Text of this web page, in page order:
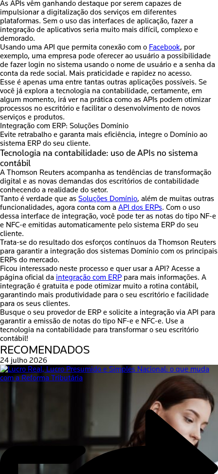
As APIs vêm ganhando destaque por serem capazes de
impulsionar a digitalização dos serviços em diferentes
plataformas. Sem o uso das interfaces de aplicação, fazer a
integração de aplicativos seria muito mais difícil, complexo e
demorado.
Usando uma API que permita conexão com o Facebook, por
exemplo, uma empresa pode oferecer ao usuário a possibilidade
de fazer login no sistema usando o nome de usuário e a senha da
conta da rede social. Mais praticidade e rapidez no acesso.
Esse é apenas uma entre tantas outras aplicações possíveis. Se
você já explora a tecnologia na contabilidade, certamente, em
algum momento, irá ver na prática como as APIs podem otimizar
processos no escritório e facilitar o desenvolvimento de novos
serviços e produtos.
Integração com ERP: Soluções Domínio
Evite retrabalho e garanta mais eficiência, integre o Domínio ao
sistema ERP do seu cliente.
Tecnologia na contabilidade: uso de APIs no sistema
contábil
A Thomson Reuters acompanha as tendências de transformação
digital e as novas demandas dos escritórios de contabilidade
conhecendo a realidade do setor.
Tanto é verdade que as Soluções Domínio, além de muitas outras
funcionalidades, agora conta com a API dos ERPs. Com o uso
dessa interface de integração, você pode ter as notas do tipo NF-e
e NFC-e emitidas automaticamente pelo sistema ERP do seu
cliente.
Trata-se do resultado dos esforços contínuos da Thomson Reuters
para garantir a integração dos sistemas Domínio com os principais
ERPs do mercado.
Ficou interessado neste processo e quer usar a API? Acesse a
página oficial da integração com ERP para mais informações. A
integração é gratuita e pode otimizar muito a rotina contábil,
garantindo mais produtividade para o seu escritório e facilidade
para os seus clientes.
Busque o seu provedor de ERP e solicite a integração via API para
garantir a emissão de notas do tipo NF-e e NFC-e. Use a
tecnologia na contabilidade para transformar o seu escritório
contábil!
RECOMENDADOS
24 julho 2026